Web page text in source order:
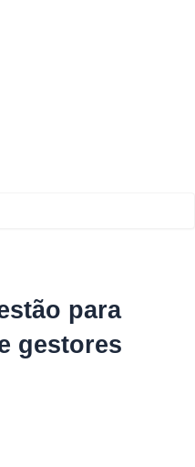
para
gestores